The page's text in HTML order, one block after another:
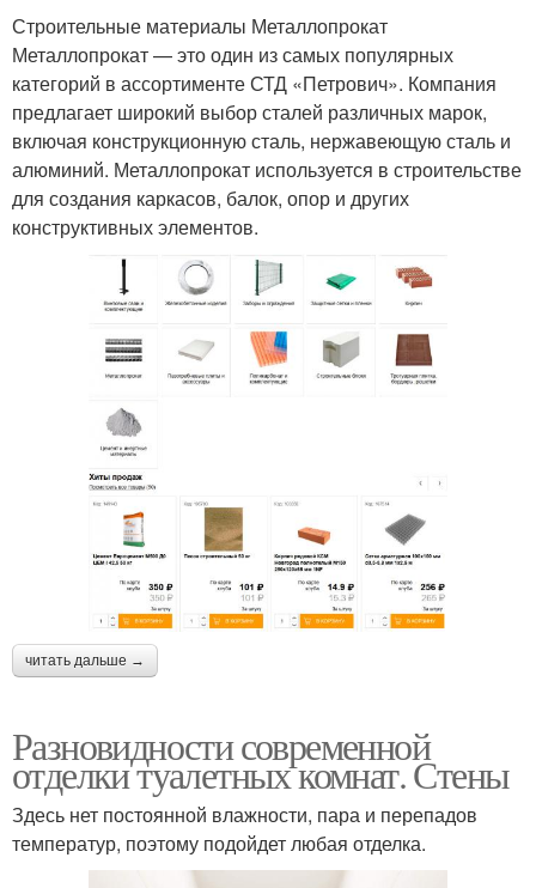
Строительные материалы Металлопрокат
Металлопрокат — это один из самых популярных
категорий в ассортименте СТД «Петрович». Компания
предлагает широкий выбор сталей различных марок,
включая конструкционную сталь, нержавеющую сталь и
алюминий. Металлопрокат используется в строительстве
для создания каркасов, балок, опор и других
конструктивных элементов.
читать дальше →
Разновидности современной
отделки туалетных комнат. Стены
Здесь нет постоянной влажности, пара и перепадов
температур, поэтому подойдет любая отделка.